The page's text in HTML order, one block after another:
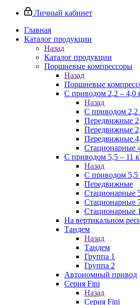
Личный кабинет
Главная
Каталог продукции
Назад
Каталог продукции
Поршневые компрессоры
Назад
Поршневые
С приводом 2,2 – 4,0
Назад
С приводом 2,2
Передвижные
Передвижные
Передвижные
Стационарные
С приводом 5,5 – 11
Назад
С приводом 5,5
Передвижные
Стационарные
Стационарные
Стационарные
На вертикальном
Тандем
Назад
Тандем
Группа 1
Группа 2
Автономный привод
Серия Fini
Назад
Серия Fini